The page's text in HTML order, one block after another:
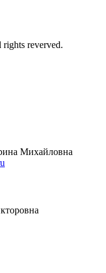
reverved.
Михайловна